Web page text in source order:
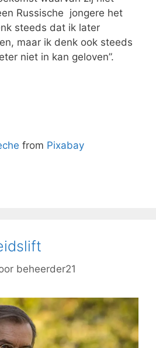
Russische jongere het
steeds dat ik later
maar ik denk ook steeds
niet in kan geloven”.
from Pixabay
beheerder21